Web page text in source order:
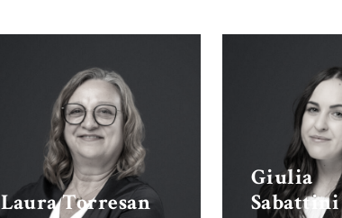
Laura Torresan
Giulia
Sabattini